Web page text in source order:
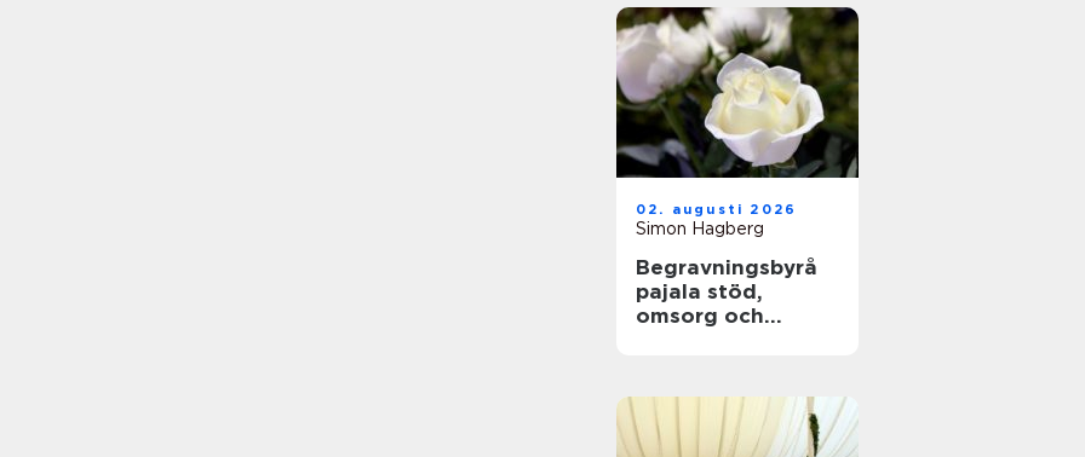
02. augusti 2026
Simon Hagberg
Begravningsbyrå
pajala stöd,
omsorg och